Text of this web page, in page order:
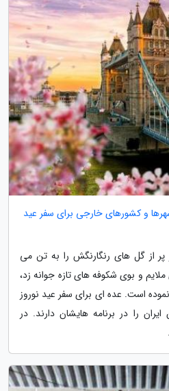
و کشورهای خارجی برای سفر عید
از گل های رنگارنگش را به تن می
و بوی شکوفه های تازه جوانه زد،
است. عده ای برای سفر عید نوروز
را در برنامه هایشان دارند. در